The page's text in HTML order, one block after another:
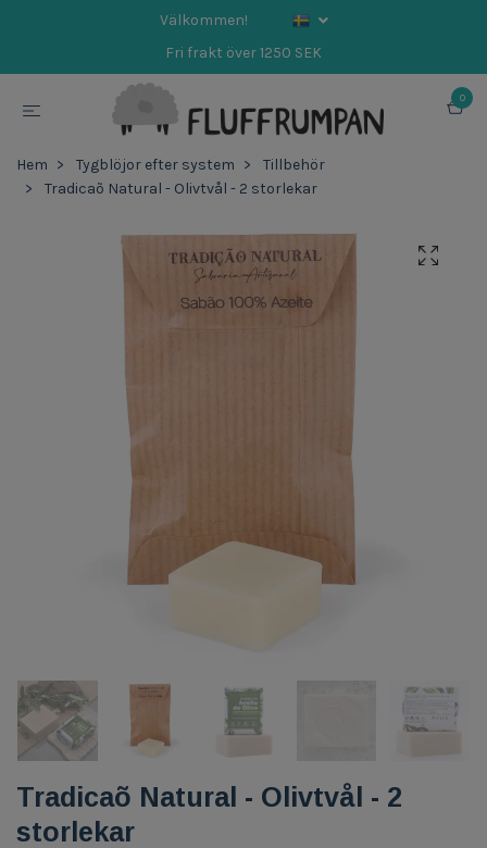
Välkommen!
Fri frakt över 1250 SEK
0
Hem Tygblöjor efter system
Tillbehör
Tradicaõ Natural - Olivtvål - 2 storlekar
Tradicaõ Natural - Olivtvål - 2
storlekar